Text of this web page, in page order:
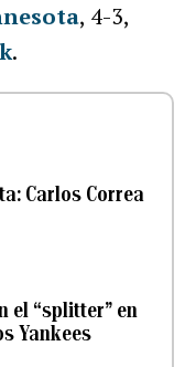
, 4-3,
.
Carlos Correa
el “splitter” en
Yankees